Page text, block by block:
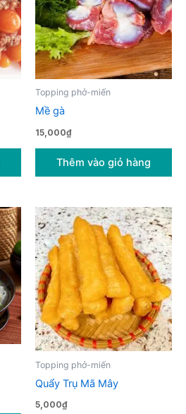
Topping phở-miến
Mề gà
15,000₫
Thêm vào giỏ hàng
Topping phở-miến
Quẩy Trụ Mã Mây
5,000₫